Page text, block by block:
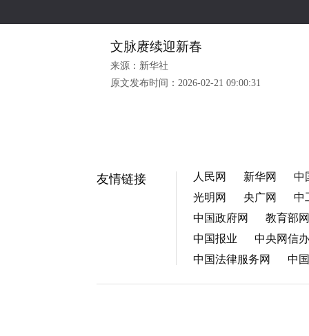
文脉赓续迎新春
来源：新华社
原文发布时间： 2026-02-21 09:00:31
友情链接 人民网 新华网
中
光明网
央广网
中
中国政府网
教育部
中国报业
中央网信
中国法律服务网
中